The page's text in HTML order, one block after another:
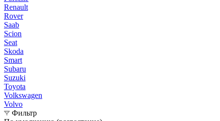
Renault
Rover
Saab
Scion
Seat
Skoda
Smart
Subaru
Suzuki
Toyota
Volkswagen
Volvo
Фильтр